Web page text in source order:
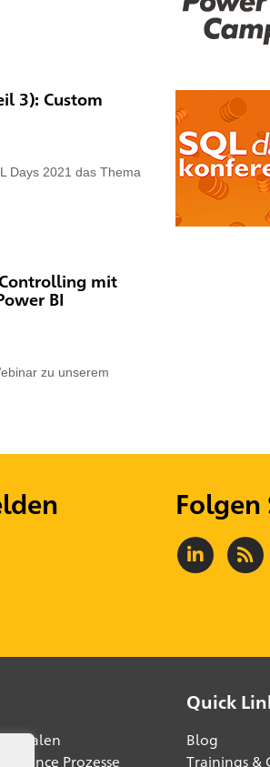
3): Custom
Days 2021 das Thema
mit
BI
zu unserem
Folgen
digitalen
Prozesse
Quick
Blog
Trainings &